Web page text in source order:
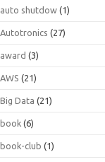
auto shutdow (1)
Autotronics (27)
award (3)
AWS (21)
Big Data (21)
book (6)
book-club (1)